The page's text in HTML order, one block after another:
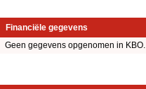
Financiële gegevens
Geen gegevens opgenomen in KBO.